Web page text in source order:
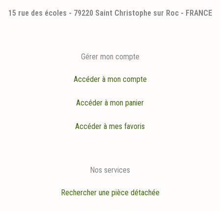
15 rue des écoles - 79220 Saint Christophe sur Roc - FRANCE
Gérer mon compte
Accéder à mon compte
Accéder à mon panier
Accéder à mes favoris
Nos services
Rechercher une pièce détachée